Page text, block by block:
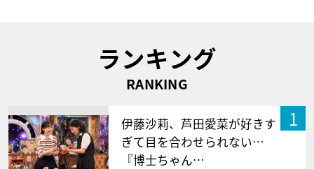
ランキング
RANKING
1
伊藤沙莉、芦田愛菜が好きす
ぎて目を合わせられない…
『博士ちゃん…